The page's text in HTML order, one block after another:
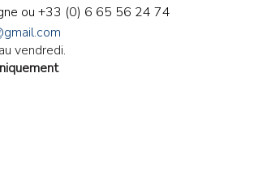
ou +33 (0) 6 65 56 24 74
vendredi.